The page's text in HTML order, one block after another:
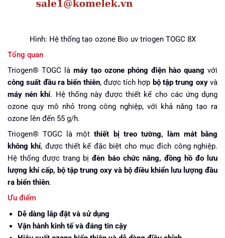
Hình: Hệ thống tạo ozone Bio uv triogen TOGC 8X
Tổng quan
Triogen® TOGC là máy tạo ozone phóng điện hào quang với
công suất đầu ra biến thiên, được tích hợp bộ tập trung oxyvà
máy nén khí. Hệ thống này được thiết kế cho các ứng dụng
ozone quy mô nhỏ trong công nghiệp, với khả năng tạo ra
ozone lên đến 55 g/h.
Triogen® TOGC là mộtthiết bị treo tường, làm mát bằng
không khí, được thiết kế đặc biệt cho mục đích công nghiệp.
Hệ thống được trang bịđèn báo chức năng, đồng hồ đo lưu
lượng khí cấp, bộ tập trung oxy và bộ điều khiển lưu lượng đầu
ra biến thiên.
Ưu điểm
Dễ dàng lắp đặt và sử dụng
Vận hành kinh tế và đáng tin cậy